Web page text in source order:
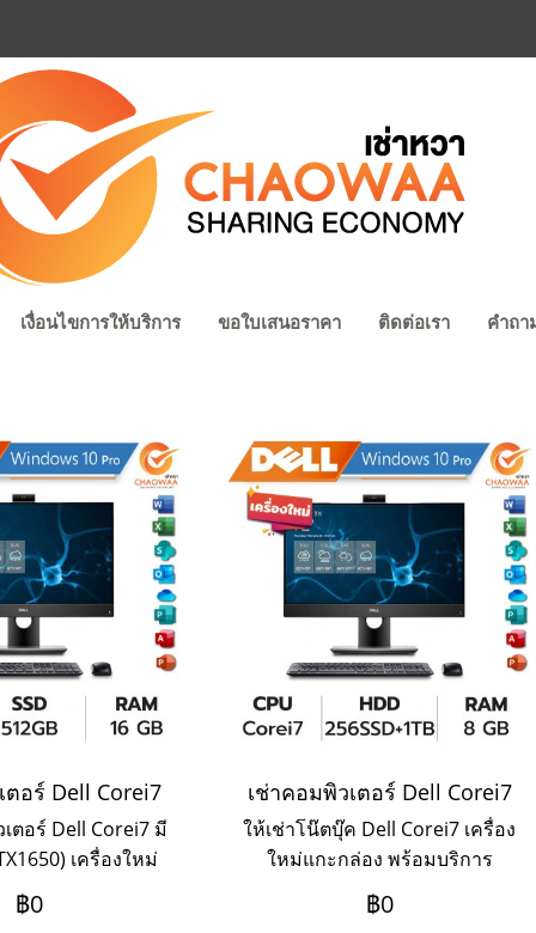
เงื่อนไขการให้บริการ ขอใบเสนอราคา ติดต่อเรา คำถ
ตอร์ Dell Corei7
ตอร์ Dell Corei7 มี
เครื่องใหม่
อมบริการ Onsite
ะเช่า 3ปี ชำระเป็น
฿0
เช่าคอมพิวเตอร์ Dell Corei7
ให้เช่าโน๊ตบุ๊ค Dell Corei7 เครื่อง
ใหม่แกะกล่อง พร้อมบริการ
Onsite Service ระยะเช่า 3ปี
ชำระเป็นรายเดือน หากต้องการ
฿0